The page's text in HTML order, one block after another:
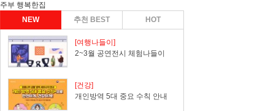
주부 행복한집
NEW
추천 BEST HOT
[여행나들이]
2~3월 공연전시 체험나들이
[건강]
개인방역 5대 중요 수칙 안내